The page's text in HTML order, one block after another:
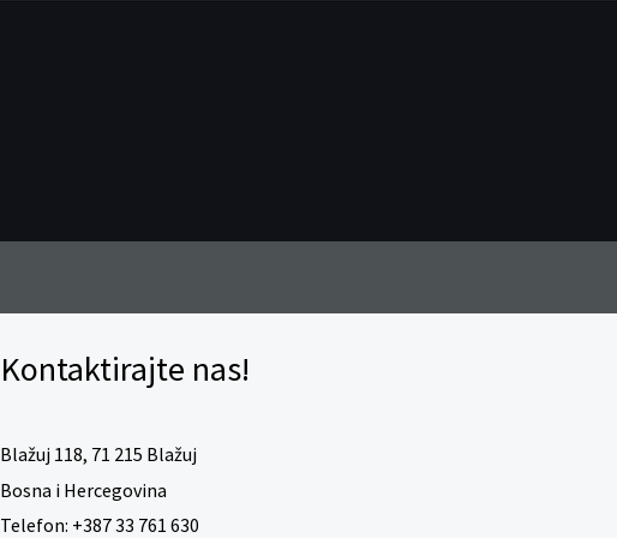
Kontaktirajte nas!
Blažuj 118, 71 215 Blažuj
Bosna i Hercegovina
Telefon: +387 33 761 630